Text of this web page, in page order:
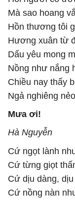
Mà sao hoang
Hồn thương tôi
Hương xuân từ
Dấu yêu mong
Nồng như nắng
Chiều nay thấy
Ngả nghiêng
Mưa ơi!
Hà Nguyễn
Cứ ngọt lành
Cứ từng giọt
Cứ dịu dàng,
Cứ nồng nàn